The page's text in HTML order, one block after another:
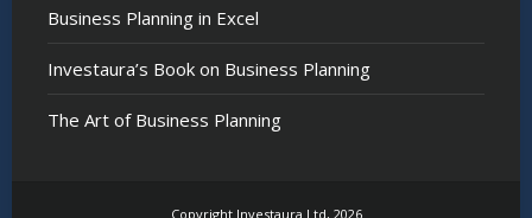
Business Planning in Excel
Investaura’s Book on Business Planning
The Art of Business Planning
Copyright Investaura Ltd, 2026